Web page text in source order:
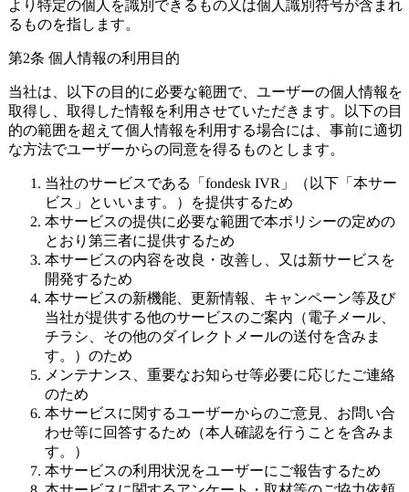
より特定の個人を識別できるもの又は個人識別符号が含まれ
るものを指します。
第2条 個人情報の利用目的
当社は、以下の目的に必要な範囲で、ユーザーの個人情報を
取得し、取得した情報を利用させていただきます。以下の目
的の範囲を超えて個人情報を利用する場合には、事前に適切
な方法でユーザーからの同意を得るものとします。
当社のサービスである「fondesk IVR」（以下「本サー
ビス」といいます。）を提供するため
本サービスの提供に必要な範囲で本ポリシーの定めの
とおり第三者に提供するため
本サービスの内容を改良・改善し、又は新サービスを
開発するため
本サービスの新機能、更新情報、キャンペーン等及び
当社が提供する他のサービスのご案内（電子メール、
チラシ、その他のダイレクトメールの送付を含みま
す。）のため
メンテナンス、重要なお知らせ等必要に応じたご連絡
のため
本サービスに関するユーザーからのご意見、お問い合
わせ等に回答するため（本人確認を行うことを含みま
す。）
本サービスの利用状況をユーザーにご報告するため